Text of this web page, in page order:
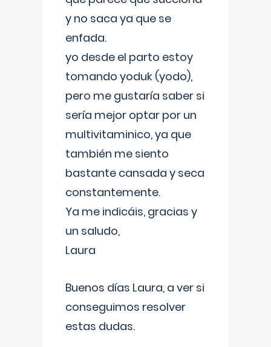
y no saca ya que se
enfada.
yo desde el parto estoy
tomando yoduk (yodo),
pero me gustaría saber si
sería mejor optar por un
multivitaminico, ya que
también me siento
bastante cansada y seca
constantemente.
Ya me indicáis, gracias y
un saludo,
Laura
Buenos días Laura, a ver si
conseguimos resolver
estas dudas.